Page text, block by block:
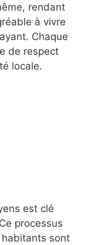
rendant
à vivre
Chaque
de respect
locale.
est clé
processus
sont